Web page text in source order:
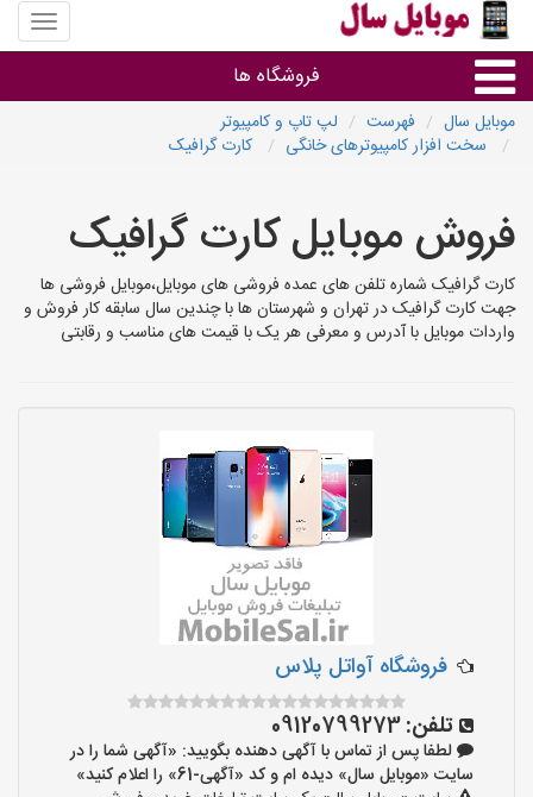
منوی
سایت
سال
فروشگاه ها
موبایل و تبلت
سایر گروه ها
فروشگاه های موبایل
موبایل سال فهرست
لپ تاپ و کامپیوتر
سخت افزار کامپیوترهای خانگی
کارت گرافیک
فروش موبایل کارت گرافیک
کارت گرافیک شماره تلفن های عمده فروشی های موبایل،موبایل فروشی ها
جهت کارت گرافیک در تهران و شهرستان ها با چندین سال سابقه کار فروش و
واردات موبایل با آدرس و معرفی هر یک با قیمت های مناسب و رقابتی
فروشگاه آواتل پلاس
تلفن:09120799273
لطفا پس از تماس با آگهی دهنده بگویید: «آگهی شما را در
سایت «موبایل سال» دیده ام و کد «آگهی-61» را اعلام کنید»